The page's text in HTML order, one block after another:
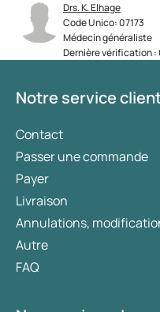
Drs. K. Elhage
Code Unico: 07173
Médecin généraliste
Dernière vérification
Notre service
Contact
Passer une commande
Payer
Livraison
Annulations,
Autre
FAQ